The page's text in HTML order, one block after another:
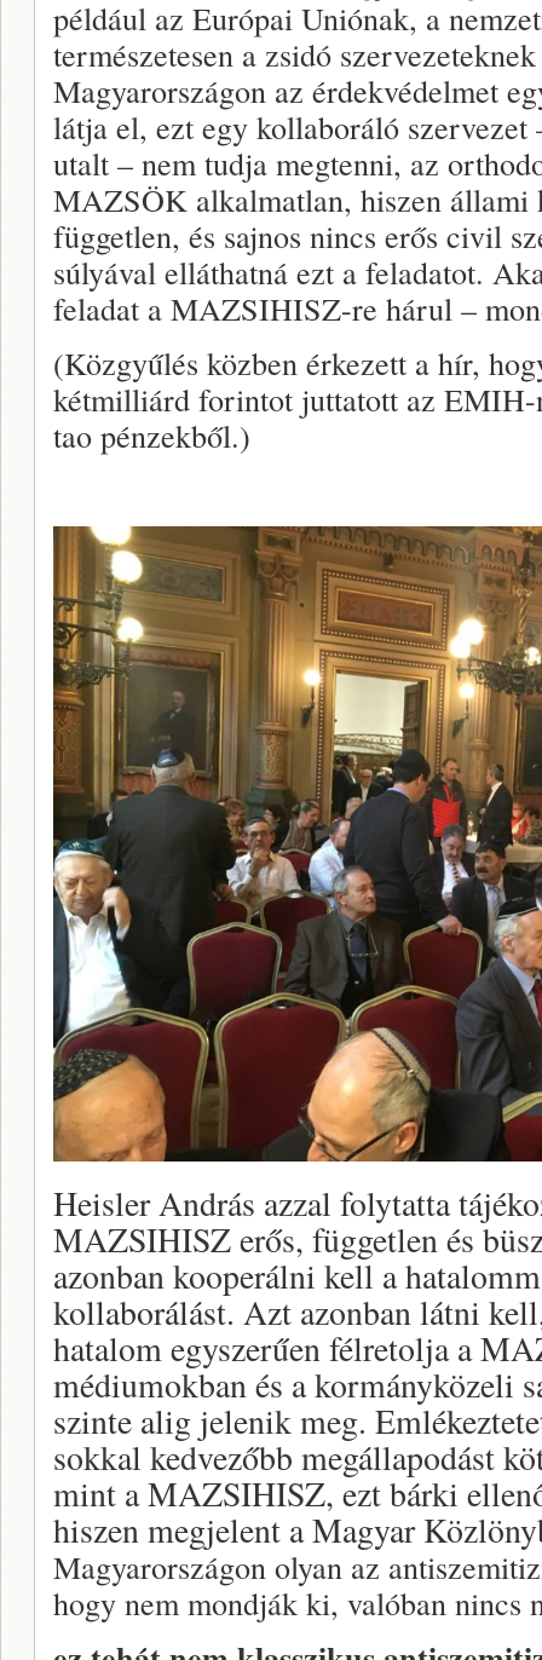
például az Európai Uniónak, a
természetesen a zsidó
Magyarországon az érdekvédelmet
látja el, ezt egy kollaboráló
utalt – nem tudja megtenni, az
MAZSÖK alkalmatlan, hiszen állami
független, és sajnos nincs erős civil
súlyával elláthatná ezt a feladatot.
feladat a MAZSIHISZ-re hárul –
(Közgyűlés közben érkezett a hír,
kétmilliárd forintot juttatott az EMIH-
tao pénzekből.)
Heisler András azzal folytatta
MAZSIHISZ erős, független és
azonban kooperálni kell a
kollaborálást. Azt azonban látni
hatalom egyszerűen félretolja a
médiumokban és a kormányközeli
szinte alig jelenik meg.
sokkal kedvezőbb megállapodást
mint a MAZSIHISZ, ezt bárki
hiszen megjelent a Magyar
Magyarországon olyan az
hogy nem mondják ki, valóban nincs